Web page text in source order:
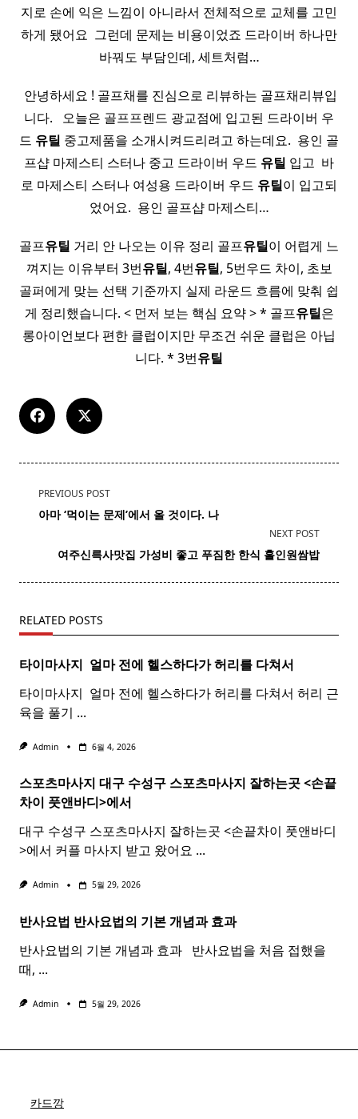
지로 손에 익은 느낌이 아니라서 전체적으로 교체를 고민
하게 됐어요 ​ 그런데 문제는 비용이었죠 드라이버 하나만
바꿔도 부담인데, 세트처럼…
​ 안녕하세요 ! 골프채를 진심으로 리뷰하는 골프채리뷰입
니다. ​ ​ 오늘은 골프프렌드 광교점에 입고된 드라이버 우
드 유틸 중고제품을 소개시켜드리려고 하는데요. ​ 용인 골
프샵 마제스티 스터나 중고 드라이버 우드 유틸 입고 ​ 바
로 마제스티 스터나 여성용 드라이버 우드 유틸이 입고되
었어요. ​ 용인 골프샵 마제스티…
골프유틸 거리 안 나오는 이유 정리 골프유틸이 어렵게 느
껴지는 이유부터 3번유틸, 4번유틸, 5번우드 차이, 초보
골퍼에게 맞는 선택 기준까지 실제 라운드 흐름에 맞춰 쉽
게 정리했습니다. < 먼저 보는 핵심 요약 > * 골프유틸은
롱아이언보다 편한 클럽이지만 무조건 쉬운 클럽은 아닙
니다. * 3번유틸
<span
class="nav-
screen-
text">Page</span>
PREVIOUS POST
아마 ‘먹이는 문제’에서 올 것이다. 나
NEXT POST
여주신륵사맛집 가성비 좋고 푸짐한 한식 홀인원쌈밥
RELATED POSTS
타이마사지 ​ 얼마 전에 헬스하다가 허리를 다쳐서
타이마사지 ​ 얼마 전에 헬스하다가 허리를 다쳐서 허리 근
육을 풀기 ...
Admin 6월 4, 2026
스포츠마사지 대구 수성구 스포츠마사지 잘하는곳 <손끝
차이 풋앤바디>에서
대구 수성구 스포츠마사지 잘하는곳 <손끝차이 풋앤바디
>에서 커플 마사지 받고 왔어요 ...
Admin 5월 29, 2026
반사요법 반사요법의 기본 개념과 효과 ​ ​
반사요법의 기본 개념과 효과 ​ ​ 반사요법을 처음 접했을
때, ...
Admin 5월 29, 2026
카드깡